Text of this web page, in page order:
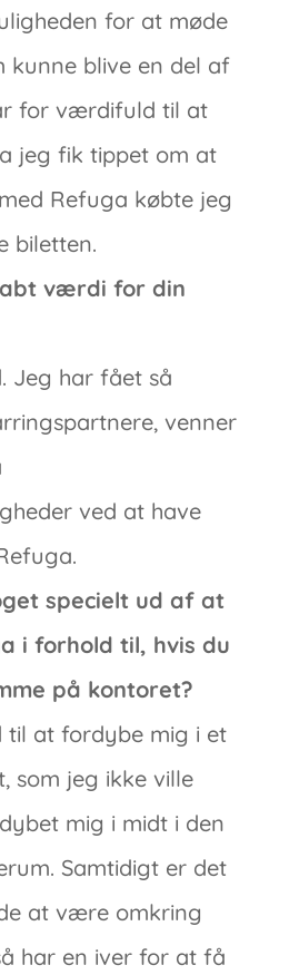
for at møde
kunne blive en del af
for værdifuld til at
jeg fik tippet om at
Refuga købte jeg
biletten.
værdi for din
Jeg har fået så
venner
ved at have
specielt ud af at
i forhold til, hvis du
på kontoret?
til at fordybe mig i et
som jeg ikke ville
mig i midt i den
Samtidigt er det
at være omkring
har en iver for at få